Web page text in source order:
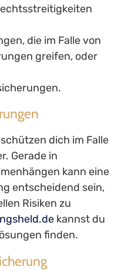
die im Falle von
greifen, oder
dich im Falle
Gerade in
kann eine
entscheidend sein,
Risiken zu
kannst du
finden.